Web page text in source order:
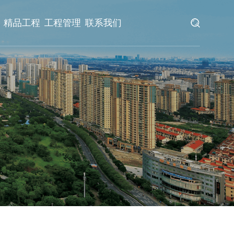
精品工程 工程管理 联系我们